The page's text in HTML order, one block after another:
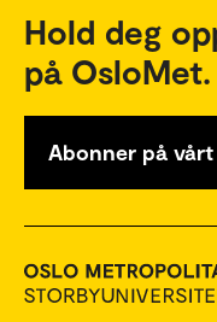
Hold deg
på OsloMet.
Abonner på